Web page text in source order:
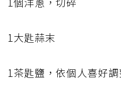
1大匙蒜末
1茶匙鹽，依個人喜好調